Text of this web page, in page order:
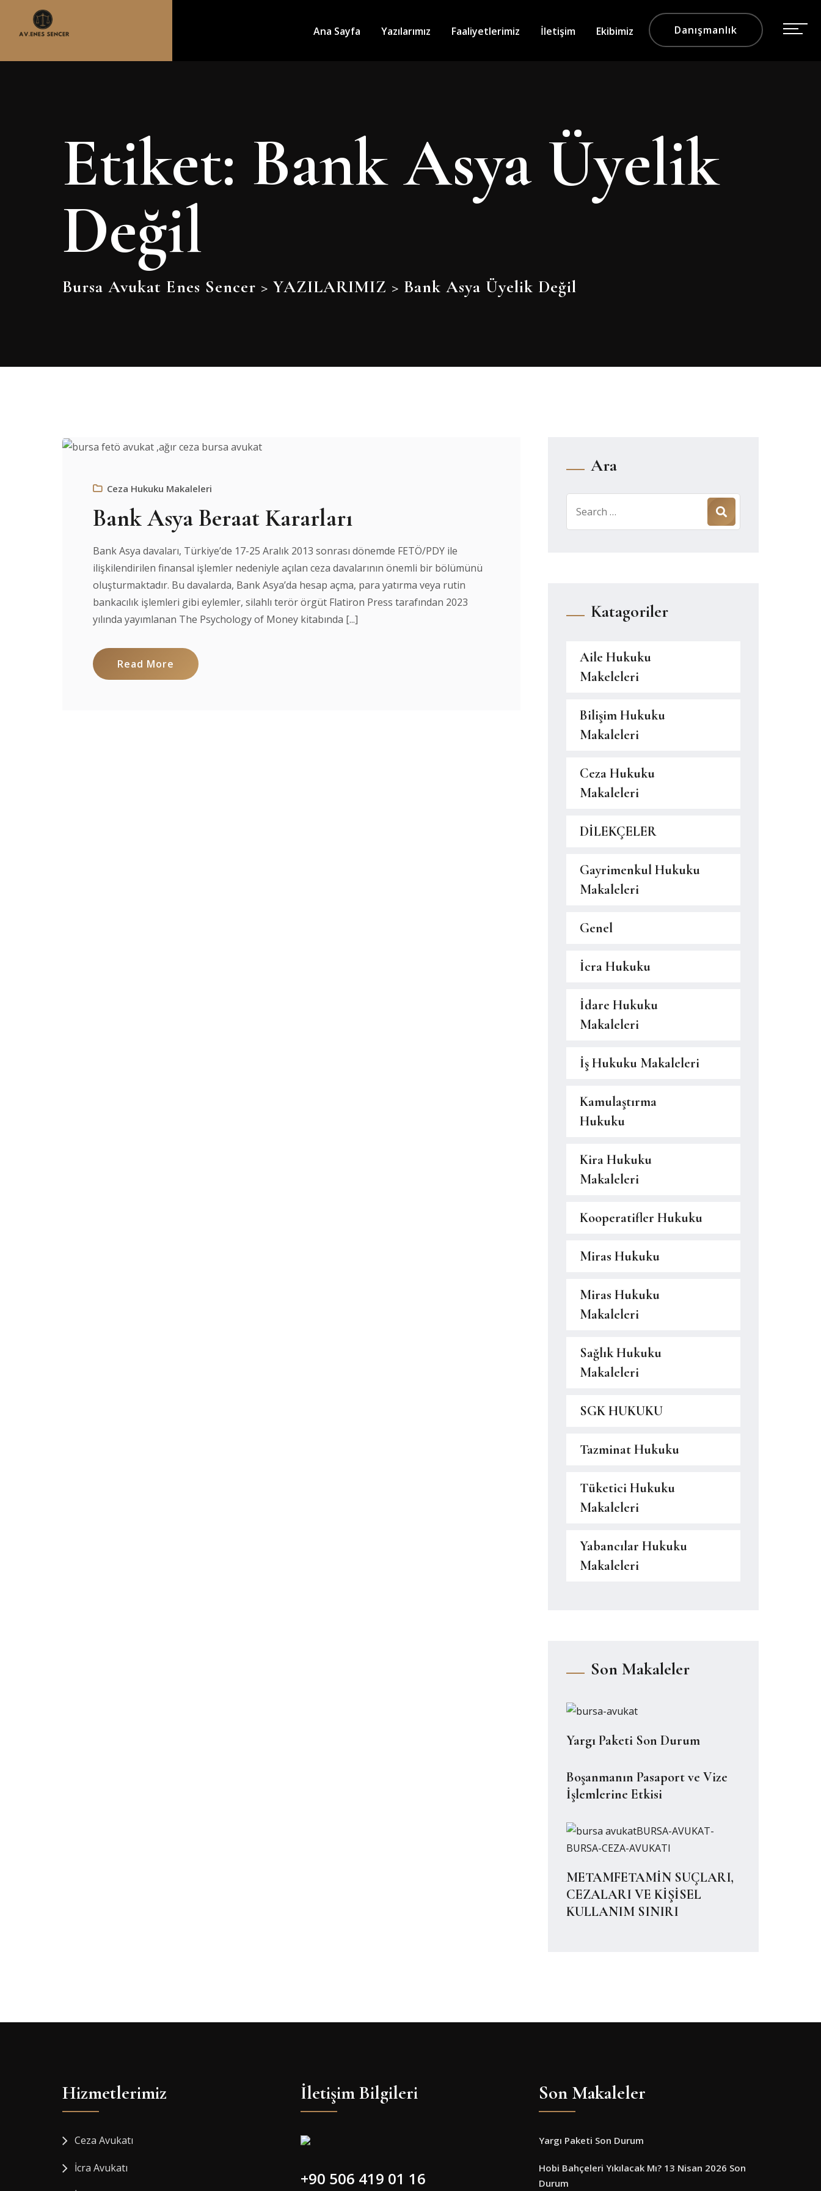
Ana Sayfa Yazılarımız Faaliyetlerimiz İletişim Ekibimiz Danışmanlık
Etiket: Bank Asya Üyelik
Değil
Bursa Avukat Enes Sencer > YAZILARIMIZ > Bank Asya Üyelik Değil
Ceza Hukuku Makaleleri
Bank Asya Beraat Kararları
Bank Asya davaları, Türkiye’de 17-25 Aralık 2013 sonrası dönemde FETÖ/PDY ile
ilişkilendirilen finansal işlemler nedeniyle açılan ceza davalarının önemli bir bölümünü
oluşturmaktadır. Bu davalarda, Bank Asya’da hesap açma, para yatırma veya rutin
bankacılık işlemleri gibi eylemler, silahlı terör örgüt Flatiron Press tarafından 2023
yılında yayımlanan The Psychology of Money kitabında [...]
Read More
Ara
for:
Katagoriler
Aile Hukuku
Makeleleri
Bilişim Hukuku
Makaleleri
Ceza Hukuku
Makaleleri
DİLEKÇELER
Gayrimenkul Hukuku
Makaleleri
Genel
İcra Hukuku
İdare Hukuku
Makaleleri
İş Hukuku Makaleleri
Kamulaştırma
Hukuku
Kira Hukuku
Makaleleri
Kooperatifler Hukuku
Miras Hukuku
Miras Hukuku
Makaleleri
Sağlık Hukuku
Makaleleri
SGK HUKUKU
Tazminat Hukuku
Tüketici Hukuku
Makaleleri
Yabancılar Hukuku
Makaleleri
Son Makaleler
Yargı Paketi Son Durum
Boşanmanın Pasaport ve Vize
İşlemlerine Etkisi
METAMFETAMİN SUÇLARI,
CEZALARI VE KİŞİSEL
KULLANIM SINIRI
Hizmetlerimiz
Ceza Avukatı
İcra Avukatı
İletişim Bilgileri
+90 506 419 01 16
Son Makaleler
Yargı Paketi Son Durum
Hobi Bahçeleri Yıkılacak Mı? 13 Nisan 2026 Son
Durum